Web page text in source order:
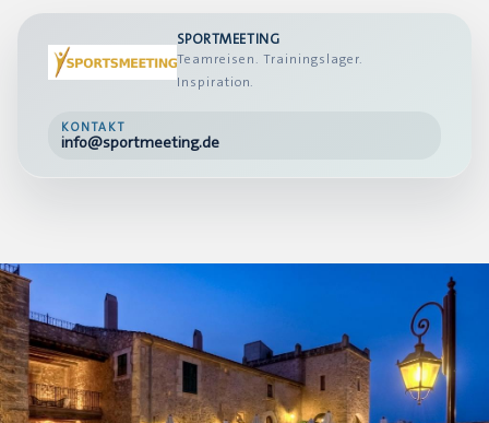
SPORTMEETING
Teamreisen. Trainingslager.
Inspiration.
KONTAKT
info@sportmeeting.de